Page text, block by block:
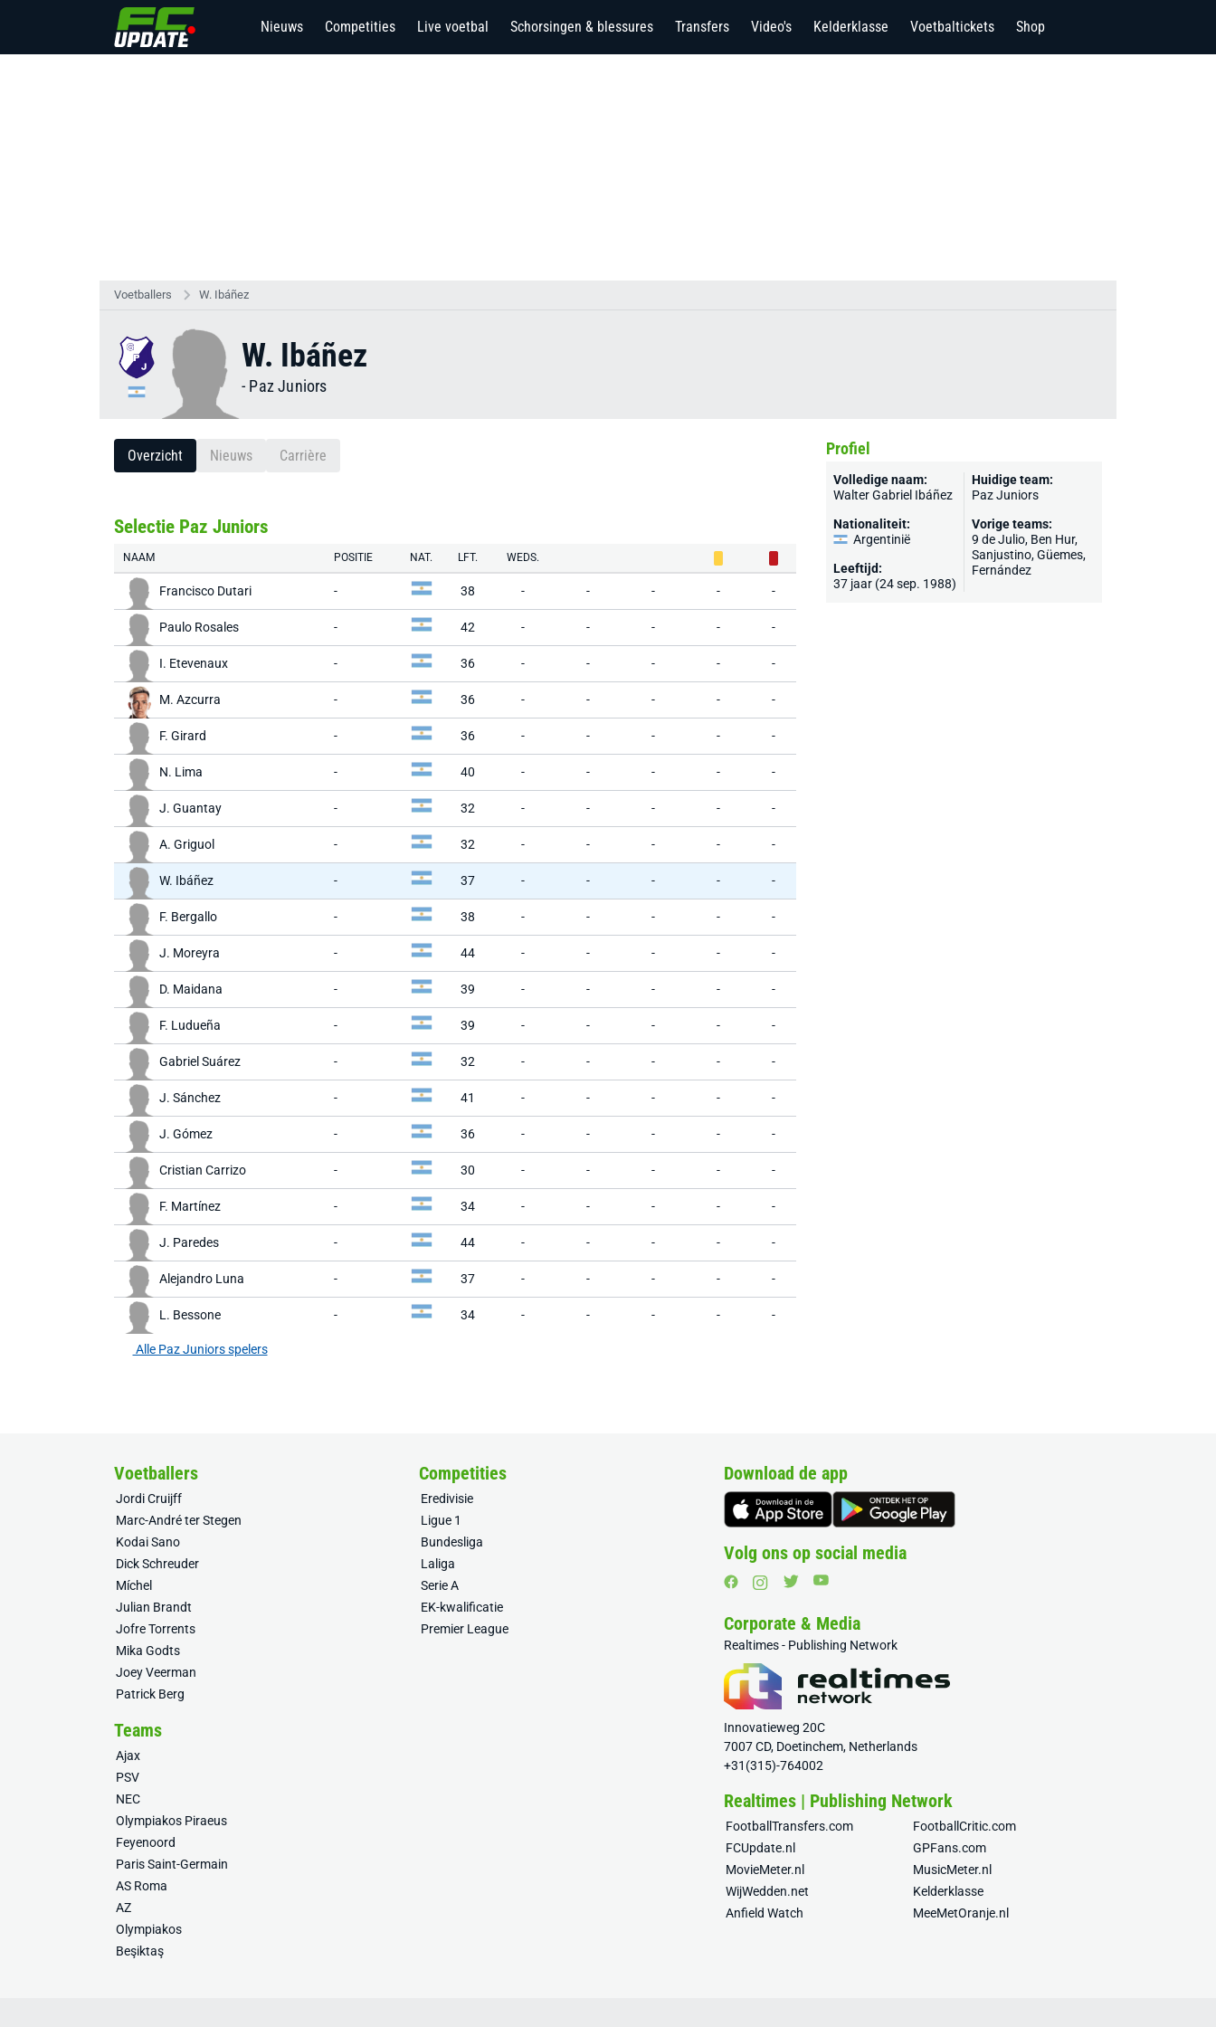
Nieuws Competities Live voetbal Schorsingen & blessures Transfers Video's Kelderklasse Voetbaltickets Shop
Voetballers W. Ibáñez
W. Ibáñez
- Paz Juniors
Overzicht Nieuws Carrière
Selectie Paz Juniors
NAAM POSITIE NAT. LFT. WEDS.
Francisco Dutari - 38 - - - - -
Paulo Rosales - 42 - - - - -
I. Etevenaux - 36 - - - - -
M. Azcurra - 36 - - - - -
F. Girard - 36 - - - - -
N. Lima - 40 - - - - -
J. Guantay - 32 - - - - -
A. Griguol - 32 - - - - -
W. Ibáñez - 37 - - - - -
F. Bergallo - 38 - - - - -
J. Moreyra - 44 - - - - -
D. Maidana - 39 - - - - -
F. Ludueña - 39 - - - - -
Gabriel Suárez - 32 - - - - -
J. Sánchez - 41 - - - - -
J. Gómez - 36 - - - - -
Cristian Carrizo - 30 - - - - -
F. Martínez - 34 - - - - -
J. Paredes - 44 - - - - -
Alejandro Luna - 37 - - - - -
L. Bessone - 34 - - - - -
Alle Paz Juniors spelers
Profiel
Volledige naam:
Walter Gabriel Ibáñez
Nationaliteit:
Argentinië
Leeftijd:
37 jaar (24 sep. 1988)
Huidige team:
Paz Juniors
Vorige teams:
9 de Julio, Ben Hur,
Sanjustino, Güemes,
Fernández
Voetballers
Jordi Cruijff
Marc-André ter Stegen
Kodai Sano
Dick Schreuder
Míchel
Julian Brandt
Jofre Torrents
Mika Godts
Joey Veerman
Patrick Berg
Competities
Eredivisie
Ligue 1
Bundesliga
Laliga
Serie A
EK-kwalificatie
Premier League
Teams
Ajax
PSV
NEC
Olympiakos Piraeus
Feyenoord
Paris Saint-Germain
AS Roma
AZ
Olympiakos
Beşiktaş
Download de app
Volg ons op social media
Corporate & Media
Realtimes - Publishing Network
Innovatieweg 20C
7007 CD, Doetinchem, Netherlands
+31(315)-764002
Realtimes | Publishing Network
FootballTransfers.com
FootballCritic.com
FCUpdate.nl
GPFans.com
MovieMeter.nl
MusicMeter.nl
WijWedden.net
Kelderklasse
Anfield Watch
MeeMetOranje.nl